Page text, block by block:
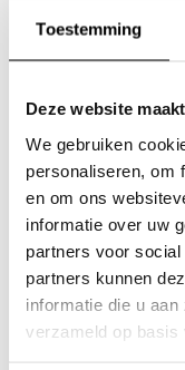
Toestemming
Deze website
We gebruiken
personaliseren, om
en om ons
informatie over uw
partners voor
partners kunnen
informatie die u
verzameld op basis
documenten
Share this article:
Wees de eerste om
Laat een